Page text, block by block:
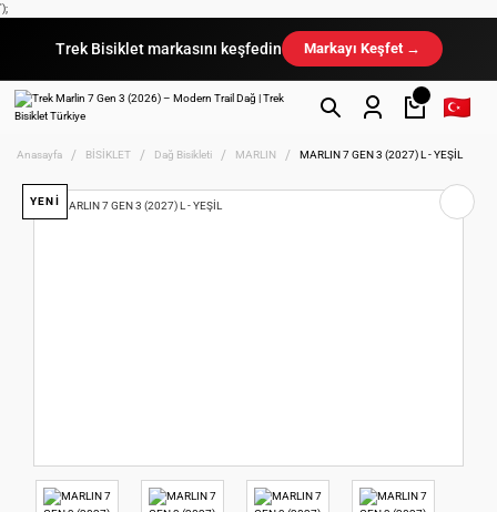
');
Trek Bisiklet markasını keşfedin Markayı Keşfet →
Anasayfa BİSİKLET Dağ Bisikleti MARLIN MARLIN 7 GEN 3 (2027) L - YEŞİL
YENİ